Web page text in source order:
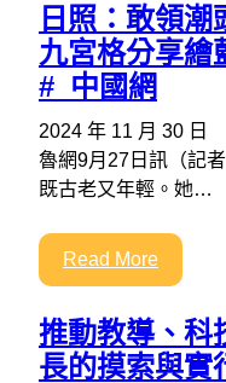
日照：敢領
九宮格分享繪
#_中國網
2024 年 11 月 30 日
魯網9月27日訊（記
既古老又年輕。她…
Read More
推動教導、科
長的摸索與實